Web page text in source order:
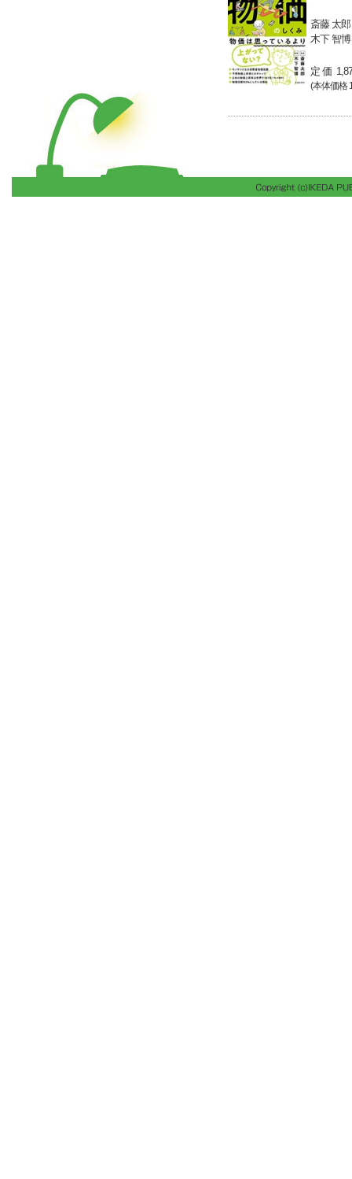
斎藤 太郎
木下 智博
定 価
(本体価格